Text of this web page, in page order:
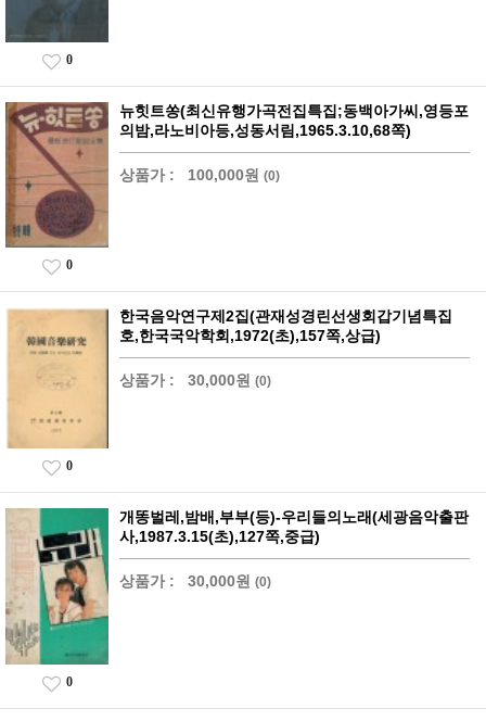
0
뉴힛트쏭(최신유행가곡전집특집;동백아가씨,영등포
의밤,라노비아등,성동서림,1965.3.10,68쪽)
상품가 : 100,000원 (0)
0
한국음악연구제2집(관재성경린선생회갑기념특집
호,한국국악학회,1972(초),157쪽,상급)
상품가 : 30,000원 (0)
0
개똥벌레,밤배,부부(등)-우리들의노래(세광음악출판
사,1987.3.15(초),127쪽,중급)
상품가 : 30,000원 (0)
0